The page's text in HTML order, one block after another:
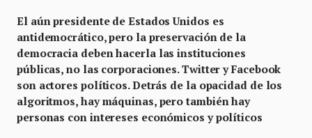
El aún presidente de Estados Unidos es
antidemocrático, pero la preservación de la
democracia deben hacerla las instituciones
públicas, no las corporaciones. Twitter y Facebook
son actores políticos. Detrás de la opacidad de los
algoritmos, hay máquinas, pero también hay
personas con intereses económicos y políticos